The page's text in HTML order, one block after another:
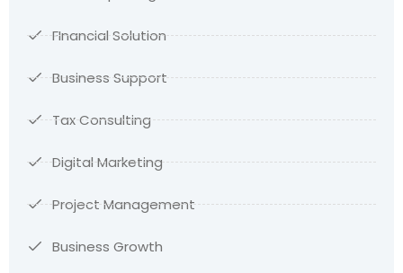
FInancial Solution
Business Support
Tax Consulting
Digital Marketing
Project Management
Business Growth